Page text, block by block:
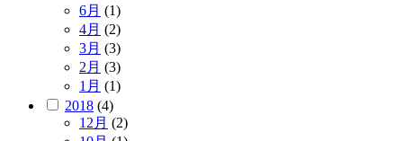
6月 (1)
4月 (2)
3月 (3)
2月 (3)
1月 (1)
2018 (4)
12月 (2)